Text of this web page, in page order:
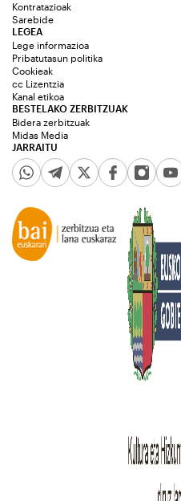
Kontratazioak
Sarebide
JARRAITU
LEGEA
Lege informazioa
Pribatutasun politika
Cookieak
cc Lizentzia
Kanal etikoa
BESTELAKO ZERBITZUAK
Bidera zerbitzuak
Midas Media